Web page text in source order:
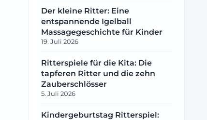
Der kleine Ritter: Eine
entspannende Igelball
Massagegeschichte für Kinder
19. Juli 2026
Ritterspiele für die Kita: Die
tapferen Ritter und die zehn
Zauberschlösser
5. Juli 2026
Kindergeburtstag Ritterspiel: